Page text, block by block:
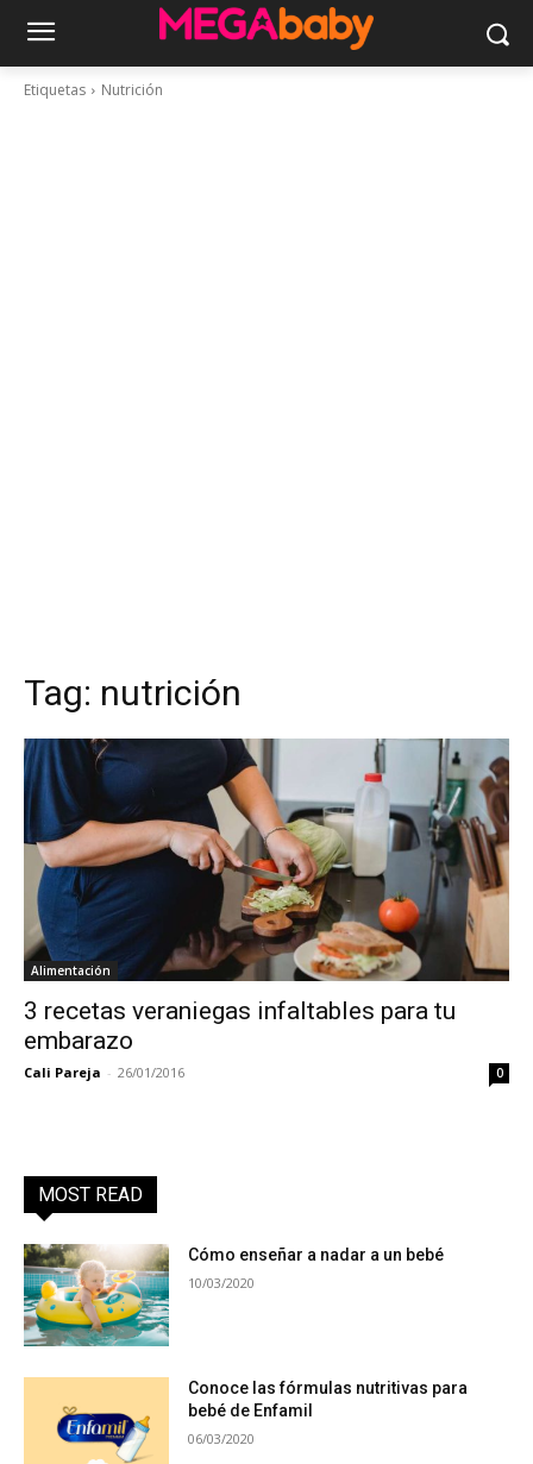
Etiquetas Nutrición
Tag: nutrición
Alimentación
3 recetas veraniegas infaltables para tu
embarazo
Cali Pareja - 26/01/2016 0
MOST READ
Cómo enseñar a nadar a un bebé
10/03/2020
Conoce las fórmulas nutritivas para
bebé de Enfamil
06/03/2020